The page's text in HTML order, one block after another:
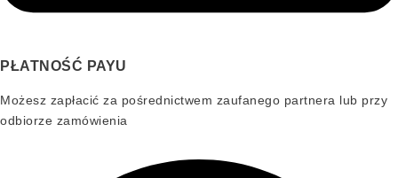
PŁATNOŚĆ PAYU
Możesz zapłacić za pośrednictwem zaufanego partnera lub przy
odbiorze zamówienia